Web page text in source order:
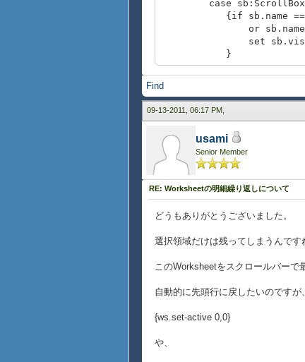
case sb:ScrollBox
{if sb.name ==
or sb.name ==
set
}
}
}
}
}
{def ws = {MyWorksheet
{widths 47pt, 42pt,
background =
}
}
Find
09-13-2011, 06:17 PM,
usami
Senior Member
RE: Worksheetの明細繰り返しについて
どうもありがとうございました。
選択領域だけは残ってしまうんです
このWorksheetをスクロールバーで
自動的に先頭行に戻したいのですが、
{ws.set-active 0,0}
や、